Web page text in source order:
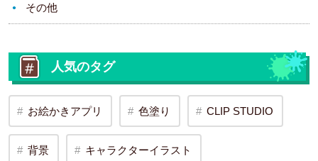
その他
人気のタグ
お絵かきアプリ 色塗り CLIP STUDIO
背景 キャラクターイラスト